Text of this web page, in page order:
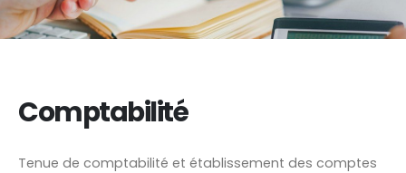
Comptabilité
Tenue de comptabilité et établissement des comptes